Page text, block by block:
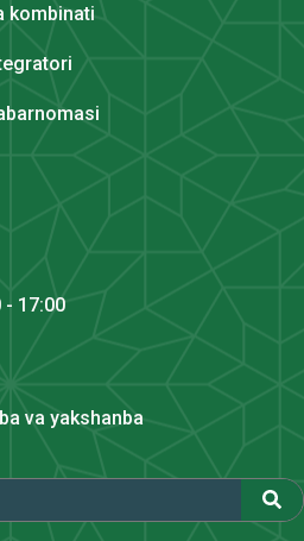
kombinati
- 17:00
va yakshanba